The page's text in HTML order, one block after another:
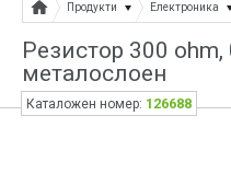
Продукти Електроника
Резистор 300 ohm,
металослоен
Каталожен номер: 126688